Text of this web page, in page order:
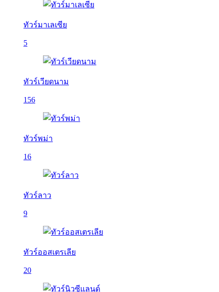
ทัวร์มาเลเซีย
5
ทัวร์เวียดนาม
156
ทัวร์พม่า
16
ทัวร์ลาว
9
ทัวร์ออสเตรเลีย
20